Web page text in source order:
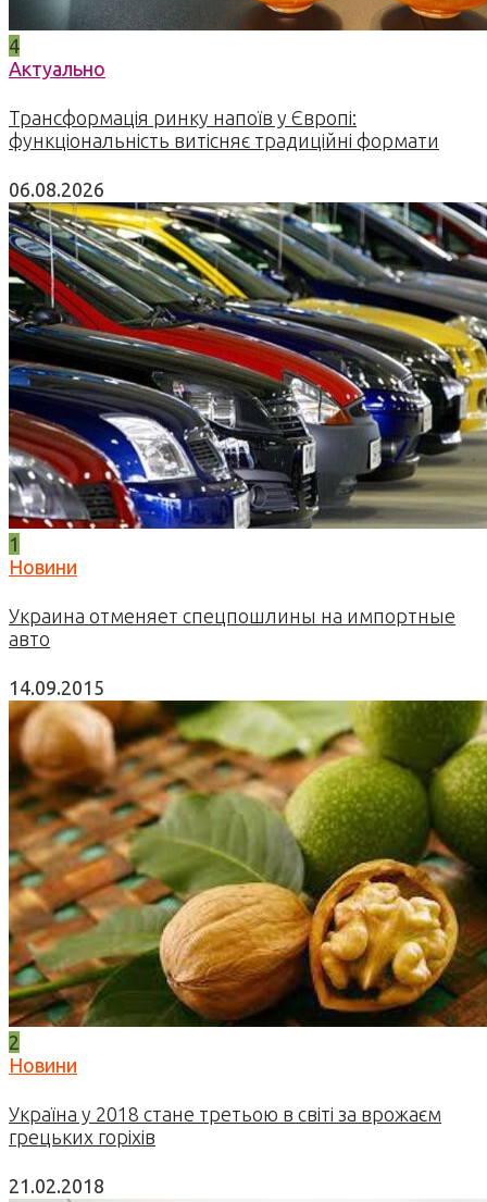
4
Актуально
Трансформація ринку напоїв у Європі:
функціональність витісняє традиційні формати
06.08.2026
1
Новини
Украина отменяет спецпошлины на импортные
авто
14.09.2015
2
Новини
Україна у 2018 стане третьою в світі за врожаєм
грецьких горіхів
21.02.2018